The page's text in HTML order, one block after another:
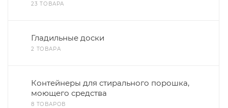
23 ТОВАРА
Гладильные доски
2 ТОВАРА
Контейнеры для стирального порошка,
моющего средства
8 ТОВАРОВ